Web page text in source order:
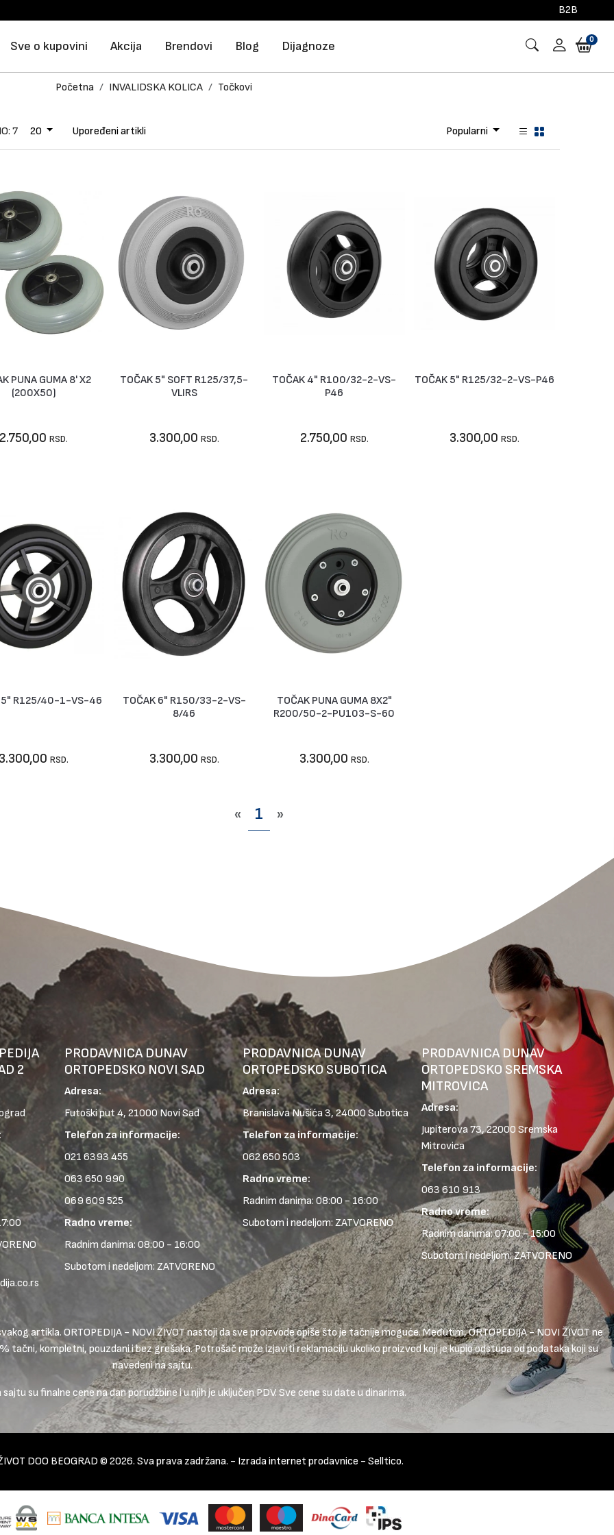
B2B
Sve o kupovini Akcija Brendovi Blog Dijagnoze 0
Početna INVALIDSKA KOLICA Točkovi
7 20 Upoređeni artikli Popularni
Nije dostupno
PUNA GUMA 8' X2
(200X50)
2.750,00RSD.
U korpu
TOČAK 5" SOFT R125/37,5-
VLIRS
3.300,00 RSD.
Nije dostupno
TOČAK 4" R100/32-2-VS-
P46
2.750,00 RSD.
TOČAK 5" R125/32-2-VS-P46
3.300,00RSD.
5" R125/40-1-VS-46
RSD.
Nije dostupno
TOČAK 6" R150/33-2-VS-
8/46
3.300,00 RSD.
U korpu
TOČAK PUNA GUMA 8X2"
R200/50-2-PU103-S-60
3.300,00 RSD.
« 1 »
2
PRODAVNICA DUNAV
ORTOPEDSKO NOVI SAD
Adresa:
Futoški put 4, 21000 Novi Sad
Telefon za informacije:
021 6393 455
063 650 990
069 609 525
Radno vreme:
Radnim danima: 08:00 - 16:00
Subotom i nedeljom: ZATVORENO
PRODAVNICA DUNAV
ORTOPEDSKO SUBOTICA
Adresa:
Branislava Nušića 3, 24000 Subotica
Telefon za informacije:
062 650 503
Radno vreme:
Radnim danima: 08:00 - 16:00
Subotom i nedeljom: ZATVORENO
PRODAVNICA DUNAV
ORTOPEDSKO SREMSKA
MITROVICA
Adresa:
Jupiterova 73, 22000 Sremska
Mitrovica
Telefon za informacije:
063 610 913
Radno vreme:
Radnim danima: 07:00 - 15:00
Subotom i nedeljom: ZATVORENO
artikla. ORTOPEDIJA - NOVI ŽIVOT nastoji da sve proizvode opiše što je tačnije moguće. Međutim, ORTOPEDIJA - NOVI ŽIVOT ne
tačni, kompletni, pouzdani i bez grešaka. Potrošač može izjaviti reklamaciju ukoliko proizvod koji je kupio odstupa od podataka koji su
navedeni na sajtu.
su finalne cene na dan porudžbine i u njih je uključen PDV. Sve cene su date u dinarima.
DOO BEOGRAD © 2026. Sva prava zadržana. - Izrada internet prodavnice - Selltico.